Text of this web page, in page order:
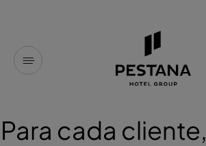
Para cada cliente,